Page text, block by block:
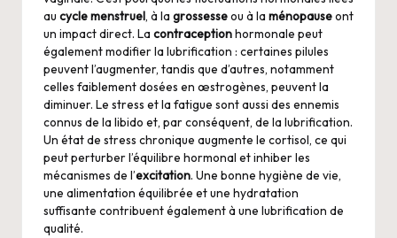
au cycle menstruel, à la grossesseou à la ménopauseont
un impact direct. La contraceptionhormonale peut
également modifier la lubrification : certaines pilules
peuvent l’augmenter, tandis que d’autres, notamment
celles faiblement dosées en œstrogènes, peuvent la
diminuer. Le stress et la fatigue sont aussi des ennemis
connus de la libido et, par conséquent, de la lubrification.
Un état de stress chronique augmente le cortisol, ce qui
peut perturber l’équilibre hormonal et inhiber les
mécanismes de l’excitation. Une bonne hygiène de vie,
une alimentation équilibrée et une hydratation
suffisante contribuent également à une lubrification de
qualité.